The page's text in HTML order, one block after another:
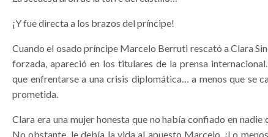
¡Y fue directa a los brazos del príncipe!
Cuando el osado príncipe Marcelo Berruti rescató a Clara
forzada, apareció en los titulares de la prensa
que enfrentarse a una crisis diplomática… a menos que se
prometida.
Clara era una mujer honesta que no había confiado en nadie
No obstante, le debía la vida al apuesto Marcelo. ¡Lo